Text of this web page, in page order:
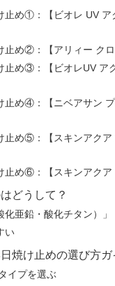
止め①：【ビオレ UV
め②：【アリィー クロ
止め③：【ビオレUV ア
止め④：【ニベアサン
止め⑤：【スキンアク
め⑥：【スキンアクア
どうして？
亜鉛・酸化チタン）」
い
焼け止めの選び方ガ
イプを選ぶ